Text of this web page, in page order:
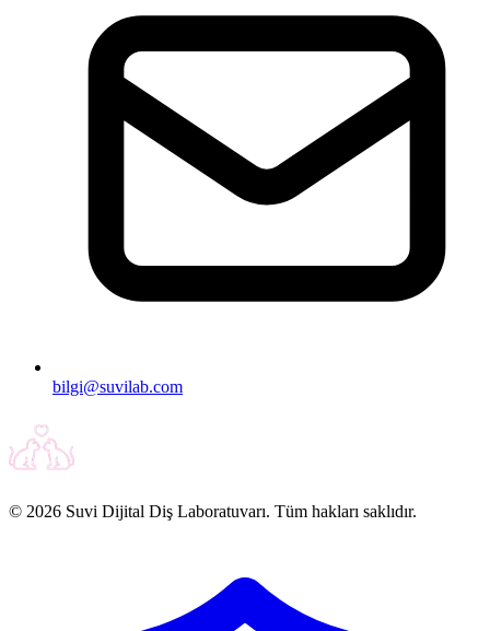
bilgi@suvilab.com
© 2026 Suvi Dijital Diş Laboratuvarı. Tüm hakları saklıdır.